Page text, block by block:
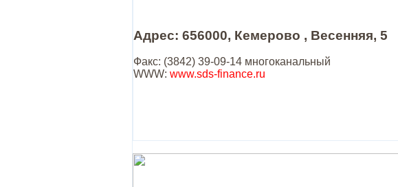
Адрес: 656000, Кемерово , Весенняя, 5
Факс: (3842) 39-09-14 многоканальный
WWW: www.sds-finance.ru